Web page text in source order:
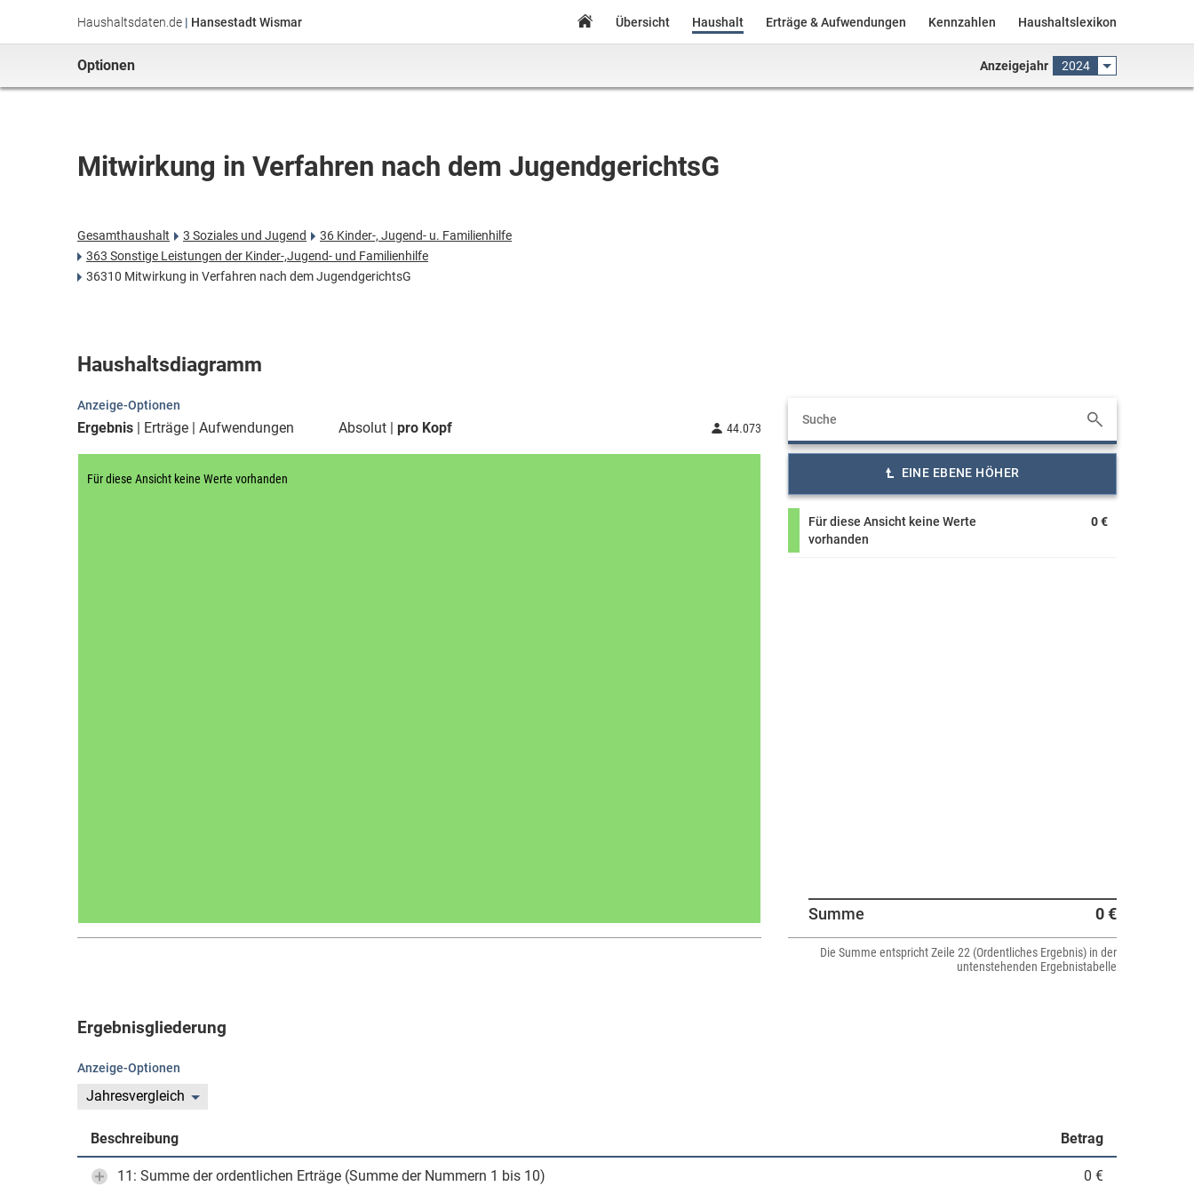
Haushaltsdaten.de | Hansestadt Wismar Übersicht Haushalt Erträge & Aufwendungen Kennzahlen Haushaltslexikon
Optionen Anzeigejahr 2024
Mitwirkung in Verfahren nach dem JugendgerichtsG
Gesamthaushalt 3 Soziales und Jugend
36 Kinder-, Jugend- u. Familienhilfe
363 Sonstige Leistungen der Kinder-,Jugend- und Familienhilfe
36310 Mitwirkung in Verfahren nach dem JugendgerichtsG
Haushaltsdiagramm
Anzeige-Optionen
Ergebnis Erträge Aufwendungen Absolut pro Kopf 44.073
Für diese Ansicht keine Werte vorhanden EINE EBENE HÖHER
Für diese Ansicht keine Werte
vorhanden
0 €
Summe 0 €
Die Summe entspricht Zeile 22 (Ordentliches Ergebnis) in der
untenstehenden Ergebnistabelle
Ergebnisgliederung
Anzeige-Optionen
Jahresvergleich
Beschreibung Betrag
11: Summe der ordentlichen Erträge (Summe der Nummern 1 bis 10) 0 €